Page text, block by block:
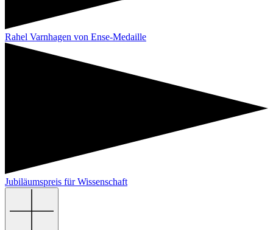
Rahel Varnhagen von Ense-Medaille
Jubiläumspreis für Wissenschaft